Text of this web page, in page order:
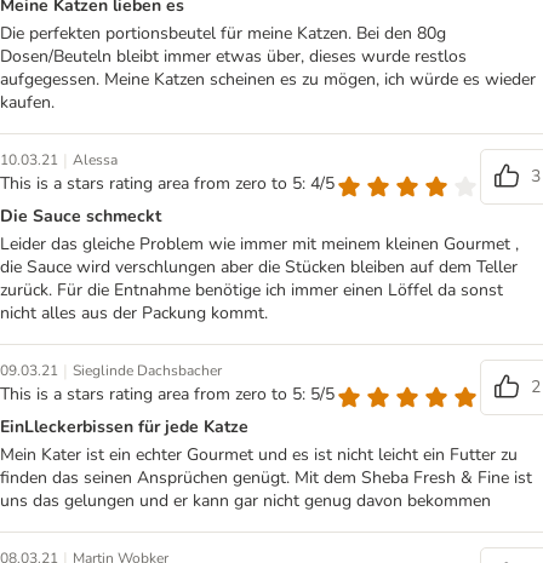
Meine Katzen lieben es
Die perfekten portionsbeutel für meine Katzen. Bei den 80g
Dosen/Beuteln bleibt immer etwas über, dieses wurde restlos
aufgegessen. Meine Katzen scheinen es zu mögen, ich würde es wieder
kaufen.
10.03.21 | Alessa
This is a stars rating area from zero to 5: 4/5
3
Die Sauce schmeckt
Leider das gleiche Problem wie immer mit meinem kleinen Gourmet ,
die Sauce wird verschlungen aber die Stücken bleiben auf dem Teller
zurück. Für die Entnahme benötige ich immer einen Löffel da sonst
nicht alles aus der Packung kommt.
09.03.21 | Sieglinde Dachsbacher
This is a stars rating area from zero to 5: 5/5
2
EinLleckerbissen für jede Katze
Mein Kater ist ein echter Gourmet und es ist nicht leicht ein Futter zu
finden das seinen Ansprüchen genügt. Mit dem Sheba Fresh & Fine ist
uns das gelungen und er kann gar nicht genug davon bekommen
08.03.21 Martin Wobker